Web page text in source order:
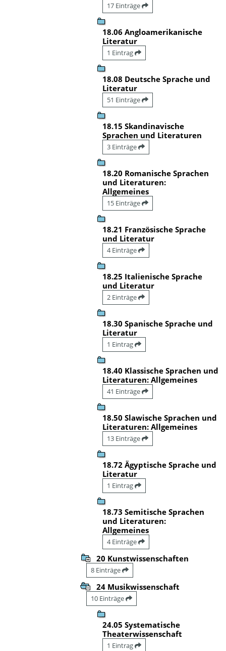
17 Einträge
18.06 Angloamerikanische
Literatur
1 Eintrag
18.08 Deutsche Sprache und
Literatur
51 Einträge
18.15 Skandinavische
Sprachen und Literaturen
3 Einträge
18.20 Romanische Sprachen
und Literaturen:
Allgemeines
15 Einträge
18.21 Französische Sprache
und Literatur
4 Einträge
18.25 Italienische Sprache
und Literatur
2 Einträge
18.30 Spanische Sprache und
Literatur
1 Eintrag
18.40 Klassische Sprachen und
Literaturen: Allgemeines
41 Einträge
18.50 Slawische Sprachen und
Literaturen: Allgemeines
13 Einträge
18.72 Ägyptische Sprache und
Literatur
1 Eintrag
18.73 Semitische Sprachen
und Literaturen:
Allgemeines
4 Einträge
20 Kunstwissenschaften
8 Einträge
24 Musikwissenschaft
10 Einträge
24.05 Systematische
Theaterwissenschaft
1 Eintrag